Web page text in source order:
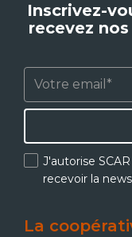
Inscrivez-
recevez
J'autorise SCAR à utiliser ces informations afin de
recevoir la
La